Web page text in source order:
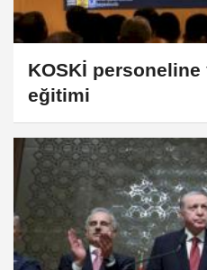
KOSKİ personeline
eğitimi